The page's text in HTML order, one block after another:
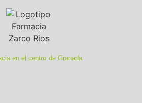
en el centro de Granada